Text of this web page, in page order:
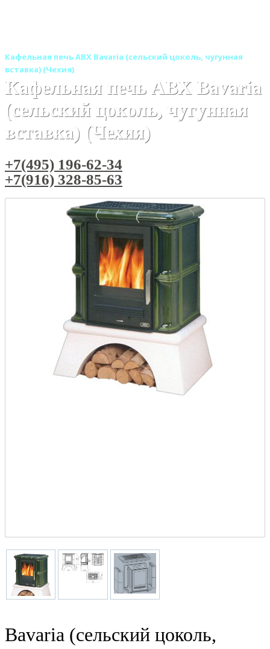
Кафельная печь ABX Bavaria (сельский цоколь, чугунная
вставка) (Чехия)
Кафельная печь ABX Bavaria
(сельский цоколь, чугунная
вставка) (Чехия)
+7(495) 196-62-34
+7(916) 328-85-63
Bavaria (сельский цоколь,